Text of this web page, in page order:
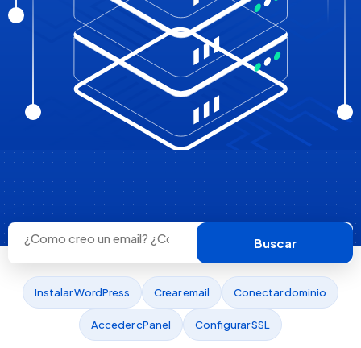
Buscar
Instalar WordPress Crear email Conectar dominio
Acceder cPanel Configurar SSL